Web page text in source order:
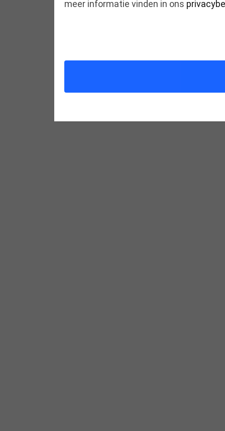
meer informatie vinden in ons